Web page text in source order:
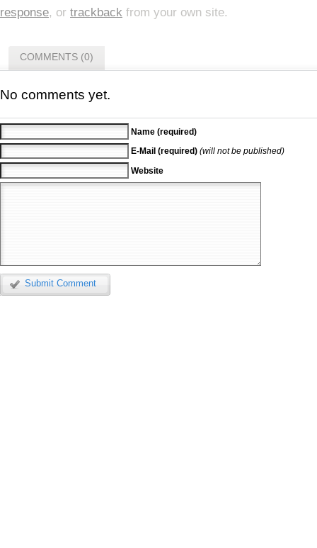
response, or trackback from your own site.
COMMENTS (0)
No comments yet.
Name (required)
E-Mail (required) (will not be published)
Website
Submit Comment